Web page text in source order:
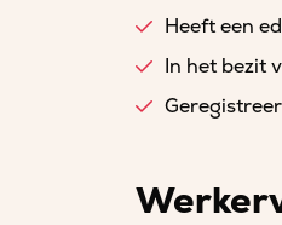
Heeft een
In het bezit